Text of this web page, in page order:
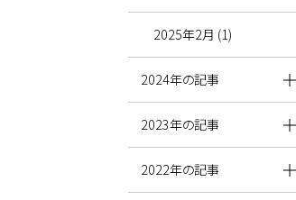
2025年2月 (1)
2024年の記事
2023年の記事
2022年の記事